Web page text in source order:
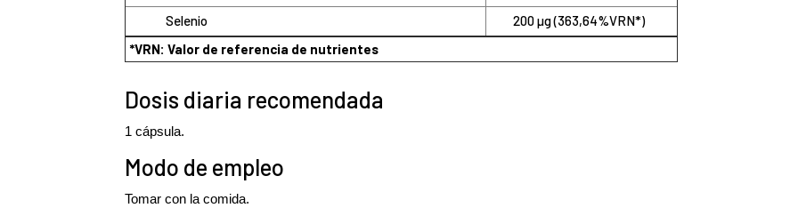
Selenio
200 µg (363,64%VRN*)
*VRN: Valor de referencia de nutrientes
Dosis diaria recomendada
1 cápsula.
Modo de empleo
Tomar con la comida.